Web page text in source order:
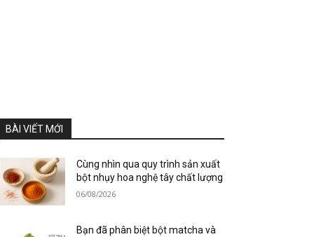
BÀI VIẾT MỚI
Cùng nhìn qua quy trình sản xuất
bột nhụy hoa nghệ tây chất lượng
06/08/2026
Bạn đã phân biệt bột matcha và